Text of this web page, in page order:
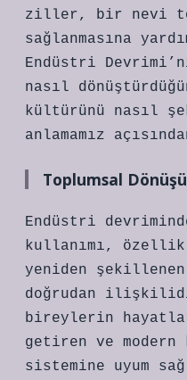
ziller, bir nevi
sağlanmasına
Endüstri
nasıl
kültürünü nasıl
anlamamız
Toplumsal
Endüstri
kullanımı,
yeniden
doğrudan
bireylerin
getiren ve
sistemine uyum